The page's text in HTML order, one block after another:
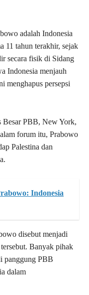
adalah Indonesia
11 tahun terakhir, sejak
secara fisik di Sidang
Indonesia menjauh
menghapus persepsi
Besar PBB, New York,
forum itu, Prabowo
Palestina dan
Indonesia
disebut menjadi
Banyak pihak
panggung PBB
dalam